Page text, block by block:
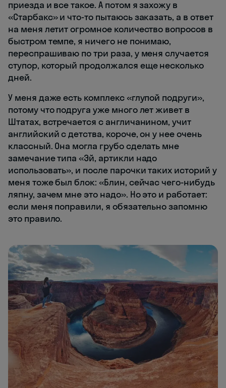
приезда и все такое. А потом я захожу в
«Старбакс» и что-то пытаюсь заказать, а в ответ
на меня летит огромное количество вопросов в
быстром темпе, я ничего не понимаю,
переспрашиваю по три раза, у меня случается
ступор, который продолжался еще несколько
дней.
У меня даже есть комплекс «глупой подруги»,
потому что подруга уже много лет живет в
Штатах, встречается с англичанином, учит
английский с детства, короче, он у нее очень
классный. Она могла грубо сделать мне
замечание типа «Эй, артикли надо
использовать», и после парочки таких историй у
меня тоже был блок: «Блин, сейчас чего-нибудь
ляпну, зачем мне это надо». Но это и работает:
если меня поправили, я обязательно запомню
это правило.